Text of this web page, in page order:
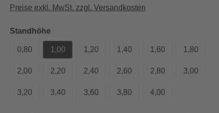
Preise exkl. MwSt. zzgl. Versandkosten
Standhöhe
0,80 1,00 1,20 1,40 1,60 1,80
2,00 2,20 2,40 2,60 2,80 3,00
3,20 3,40 3,60 3,80 4,00